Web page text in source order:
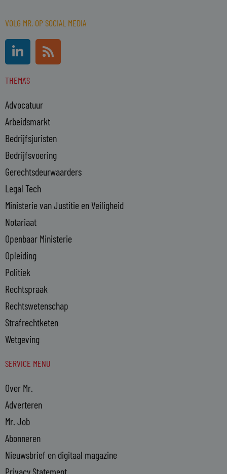
VOLG MR. OP SOCIAL MEDIA
L
i
n
k
d
i
n
-
i
n
R
s
s
THEMA'S
Advocatuur
Arbeidsmarkt
Bedrijfsjuristen
Bedrijfsvoering
Gerechtsdeurwaarders
Legal Tech
Ministerie van Justitie en Veiligheid
Notariaat
Openbaar Ministerie
Opleiding
Politiek
Rechtspraak
Rechtswetenschap
Strafrechtketen
Wetgeving
SERVICE MENU
Over Mr.
Adverteren
Mr. Job
Abonneren
Nieuwsbrief en digitaal magazine
Privacy Statement